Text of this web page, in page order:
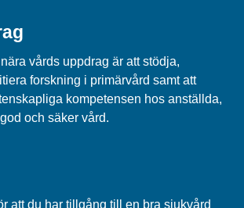
vårds uppdrag är att stödja,
forskning i primärvård samt att
kompetensen hos anställda,
och säker vård.
att du har tillgång till en bra sjukvård